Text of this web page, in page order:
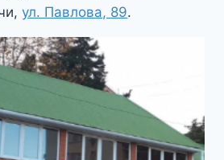
ул. Павлова, 89.